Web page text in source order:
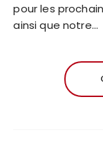
pour les
ainsi que notre…